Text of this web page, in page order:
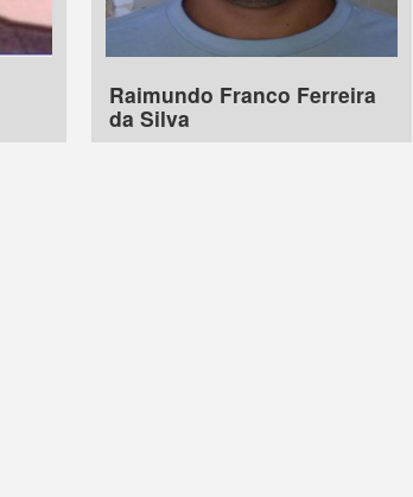
Raimundo Franco Ferreira
da Silva